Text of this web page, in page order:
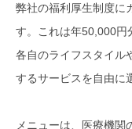
弊社の福利厚生制度に
す。これは年50,000円
各自のライフスタイル
するサービスを自由に
メニューは、医療機関